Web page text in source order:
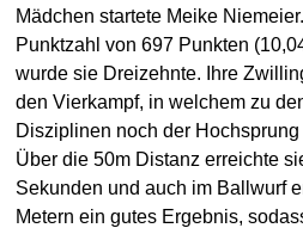
Mädchen startete Meike
Punktzahl von 697 Punkten
wurde sie Dreizehnte. Ihre
den Vierkampf, in welchem zu
Disziplinen noch der Hochsprung
Über die 50m Distanz erreichte
Sekunden und auch im Ballwurf
Metern ein gutes Ergebnis,